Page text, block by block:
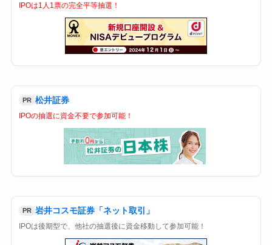
IPOは1人1票の完全平等抽選！
PR 松井証券
IPOの抽選に資金不要で参加可能！
PR 岩井コスモ証券「ネット取引」
IPOは後期型で、他社の抽選後に資金移動して参加可能！